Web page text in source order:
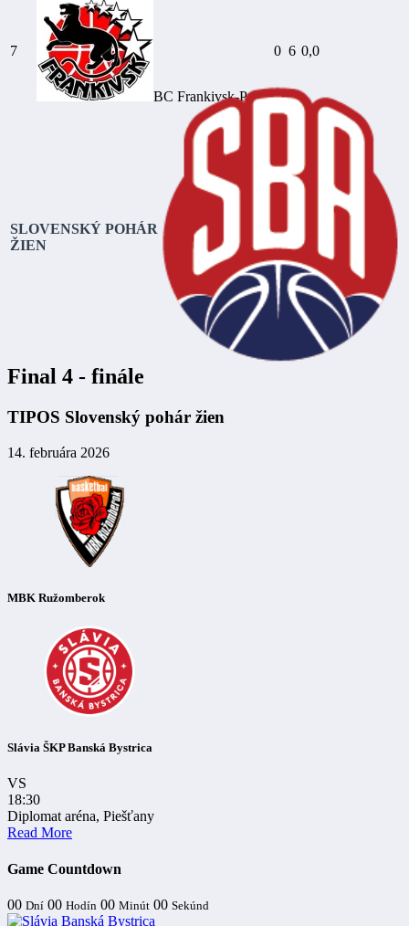
7
BC Frankivsk-Pryk.
0 6 0,0
SLOVENSKÝ POHÁR
ŽIEN
Final 4 - finále
TIPOS Slovenský pohár žien
14. februára 2026
MBK Ružomberok
Slávia ŠKP Banská Bystrica
VS
18:30
Diplomat aréna, Piešťany
Read More
Game Countdown
00 Dní 00 Hodín 00 Minút 00 Sekúnd